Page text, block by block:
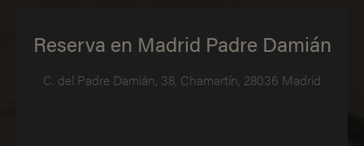
Reserva en Madrid Padre Damián
C. del Padre Damián, 38, Chamartín, 28036 Madrid